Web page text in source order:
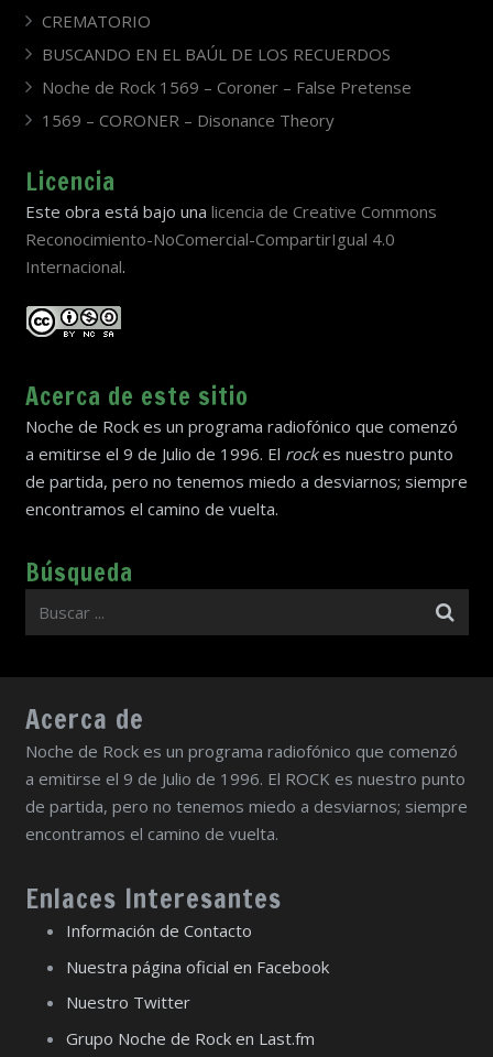
CREMATORIO
BUSCANDO EN EL BAÚL DE LOS RECUERDOS
Noche de Rock 1569 – Coroner – False Pretense
1569 – CORONER – Disonance Theory
Licencia
Este obra está bajo una licencia de Creative Commons
Reconocimiento-NoComercial-CompartirIgual 4.0
Internacional.
Acerca de este sitio
Noche de Rock es un programa radiofónico que comenzó
a emitirse el 9 de Julio de 1996. El rockes nuestro punto
de partida, pero no tenemos miedo a desviarnos; siempre
encontramos el camino de vuelta.
Búsqueda
Acerca de
Noche de Rock es un programa radiofónico que comenzó
a emitirse el 9 de Julio de 1996. El ROCK es nuestro punto
de partida, pero no tenemos miedo a desviarnos; siempre
encontramos el camino de vuelta.
Enlaces Interesantes
Información de Contacto
Nuestra página oficial en Facebook
Nuestro Twitter
Grupo Noche de Rock en Last.fm